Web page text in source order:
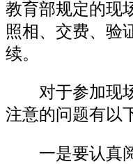
教育部规定的现
照相、交费、验
续。
对于参加现场
注意的问题有以
一是要认真阅